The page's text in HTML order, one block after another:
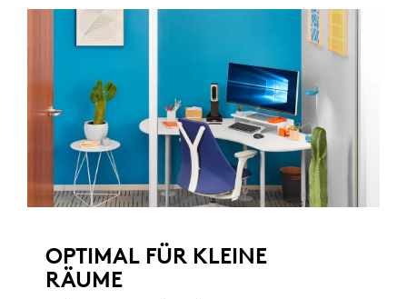
OPTIMAL FÜR KLEINE
RÄUME